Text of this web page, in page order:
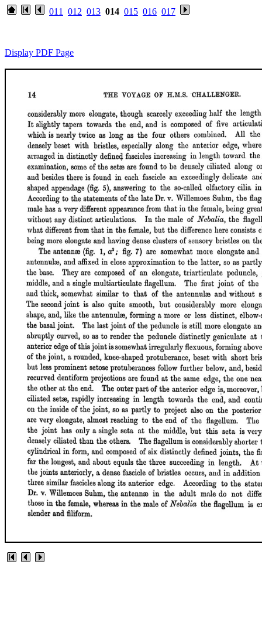
011 012 013 014 015 016 017
Display PDF Page